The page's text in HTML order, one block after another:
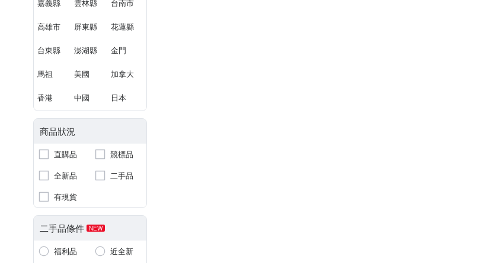
嘉義縣 雲林縣 台南市
高雄市 屏東縣 花蓮縣
台東縣 澎湖縣 金門
馬祖 美國 加拿大
香港 中國 日本
商品狀況
直購品
競標品
全新品
二手品
有現貨
二手品條件 NEW
福利品
近全新